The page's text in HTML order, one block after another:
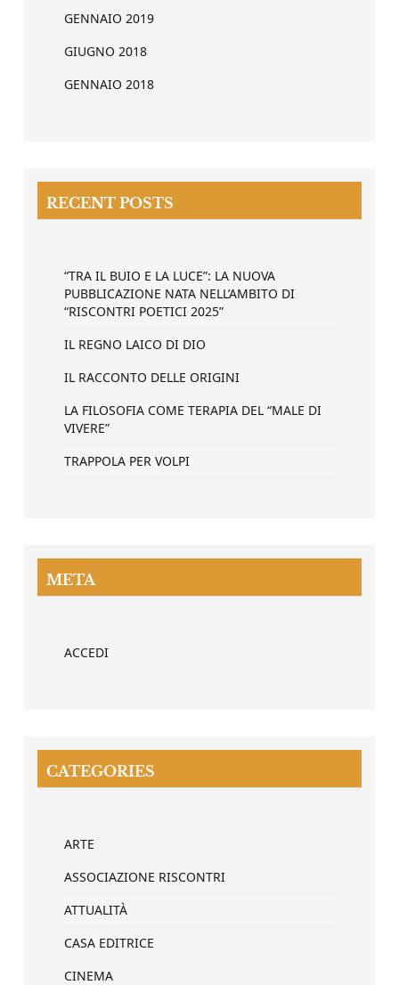
GENNAIO 2019
GIUGNO 2018
GENNAIO 2018
RECENT POSTS
“TRA IL BUIO E LA LUCE”: LA NUOVA
PUBBLICAZIONE NATA NELL’AMBITO DI
“RISCONTRI POETICI 2025”
IL REGNO LAICO DI DIO
IL RACCONTO DELLE ORIGINI
LA FILOSOFIA COME TERAPIA DEL “MALE DI
VIVERE”
TRAPPOLA PER VOLPI
META
ACCEDI
CATEGORIES
ARTE
ASSOCIAZIONE RISCONTRI
ATTUALITÀ
CASA EDITRICE
CINEMA